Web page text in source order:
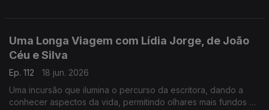
Uma Longa Viagem com Lídia Jorge, de João
Céu e Silva
Ep. 112
18 jun. 2026
Uma incursão que ilumina o percurso da escritora, dando a
conhecer aspectos da vida, permitindo olhares mais fundos à